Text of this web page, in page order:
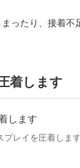
ったり、接着不
着します
プレイを圧着します